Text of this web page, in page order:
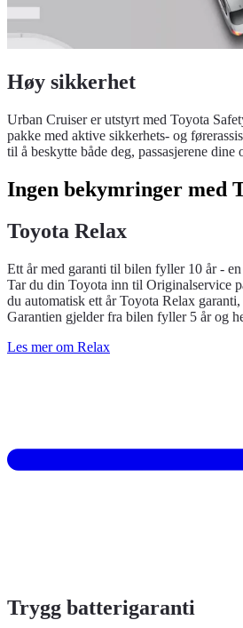
Høy sikkerhet
Urban Cruiser er utstyrt med Toyota
pakke med aktive sikkerhets- og
til å beskytte både deg, passasjerene dine
Ingen bekymringer med
Toyota Relax
Ett år med garanti til bilen fyller 10 år -
Tar du din Toyota inn til Originalservice
du automatisk ett år Toyota Relax
Garantien gjelder fra bilen fyller 5 år og
Les mer om Relax
Trygg batterigaranti